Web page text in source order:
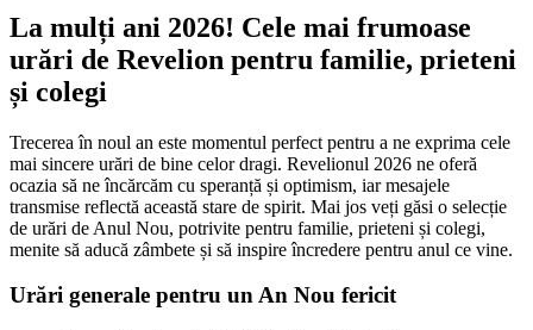
La mulți ani 2026! Cele mai frumoase
urări de Revelion pentru familie, prieteni
și colegi
Trecerea în noul an este momentul perfect pentru a ne exprima cele
mai sincere urări de bine celor dragi. Revelionul 2026 ne oferă
ocazia să ne încărcăm cu speranță și optimism, iar mesajele
transmise reflectă această stare de spirit. Mai jos veți găsi o selecție
de urări de Anul Nou, potrivite pentru familie, prieteni și colegi,
menite să aducă zâmbete și să inspire încredere pentru anul ce vine.
Urări generale pentru un An Nou fericit